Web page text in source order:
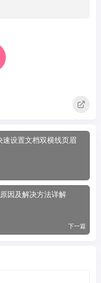
设置文档双横线页眉
因及解决方法详解
下一篇